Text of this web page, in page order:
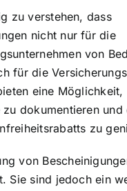
zu verstehen, dass
nicht nur für die
von
für die
eine Möglichkeit,
zu dokumentieren
zu
von
Sie sind jedoch ein